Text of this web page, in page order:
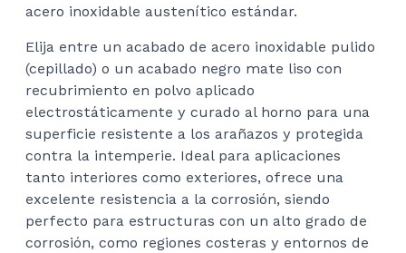
acero inoxidable austenítico estándar.
Elija entre un acabado de acero inoxidable pulido
(cepillado) o un acabado negro mate liso con
recubrimiento en polvo aplicado
electrostáticamente y curado al horno para una
superficie resistente a los arañazos y protegida
contra la intemperie. Ideal para aplicaciones
tanto interiores como exteriores, ofrece una
excelente resistencia a la corrosión, siendo
perfecto para estructuras con un alto grado de
corrosión, como regiones costeras y entornos de